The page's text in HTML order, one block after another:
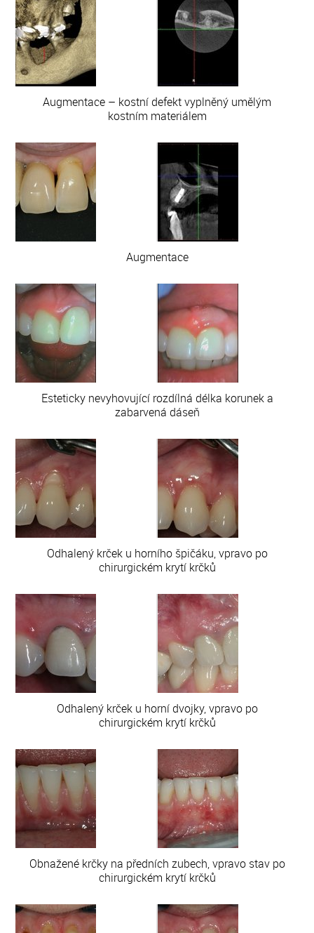
Augmentace – kostní defekt vyplněný umělým
kostním materiálem
Augmentace
Esteticky nevyhovující rozdílná délka korunek a
zabarvená dáseň
Odhalený krček u horního špičáku, vpravo po
chirurgickém krytí krčků
Odhalený krček u horní dvojky, vpravo po
chirurgickém krytí krčků
Obnažené krčky na předních zubech, vpravo stav po
chirurgickém krytí krčků